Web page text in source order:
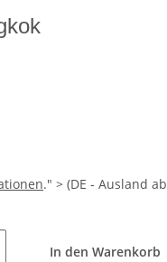
." > (DE - Ausland
In den Warenkorb